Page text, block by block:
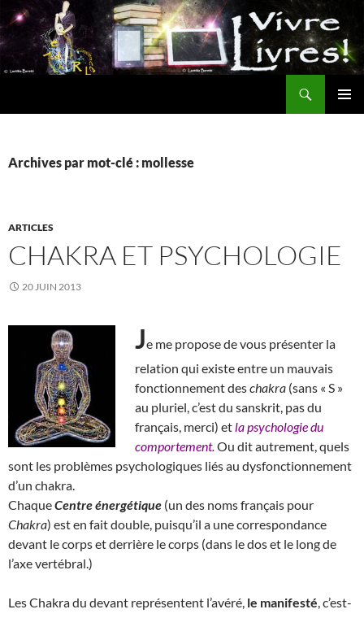
Aller
au
contenu
Archives par mot-clé : mollesse
ARTICLES
CHAKRA ET PSYCHOLOGIE
20 JUIN 2013
Je me propose de vous présenter la
relation qui existe entre un mauvais
fonctionnement deschakra (sans « S »
au pluriel, c’est du sanskrit, pas du
français, merci) et la psychologie du
comportement. Ou dit autrement, quels
sont les problèmes psychologiques liés au dysfonctionnement
d’un chakra.
ChaqueCentre énergétique (un des noms français pour
Chakra) est en fait double, puisqu’il a une correspondance
devant le corps et derrière le corps (dans le dos et le long de
l’axe vertébral.)
Les Chakra du devant représentent l’avéré, le manifesté , c’est-